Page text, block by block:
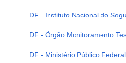
DF - Instituto Nacional do
DF - Órgão Monitoramento
DF - Ministério Público